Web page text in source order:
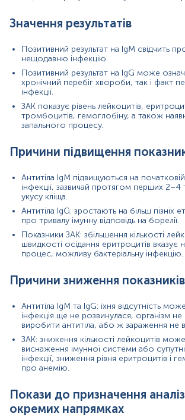
Покази до призначення аналізу в окремих
Інфекційні захворювання –
підтвердження хвороби Лайма.
Неврологія – при підозрі на
системи бореліями.
Кардіологія – при наявності аритмій
міокардитів незрозумілого
Ревматологія – у випадках болю та
суглобах.
Загальна медицина та профілактика
симптомів.
Час проведення аналізу: антитіла
виявлені в перші дні після зараження
Антибіотикотерапія: раннє
пригнічувати формування антитіл
Імунний статус: у людей з
антитіла можуть не вироблятися
Перехресні реакції: інші бактеріальні
Методика лабораторії: чутливість і
тестів можуть відрізнятися; ми
Якість зразка: гемоліз, згортання
обробці можуть спотворити
Матеріал
сироватка крові
цільна кров ЗАК
*Одиниці вимірювання, референтні
Значення результатів
Позитивний результат на IgM свідчить
нещодавню інфекцію.
Позитивний результат на IgG може
хронічний перебіг хвороби, так і факт
інфекції.
ЗАК показує рівень лейкоцитів,
тромбоцитів, гемоглобіну, а також
запального процесу.
Причини підвищення
Антитіла IgM підвищуються на початковій
інфекції, зазвичай протягом перших 2–4
укусу кліща.
Антитіла IgG: зростають на більш пізніх
про тривалу імунну відповідь на борелії.
Показники ЗАК: збільшення кількості
швидкості осідання еритроцитів вказує
процес, можливу бактеріальну інфекцію.
Причини зниження показників
Антитіла IgM та IgG: їхня відсутність
інфекція ще не розвинулася, організм не
виробити антитіла, або ж зараження не
ЗАК: зниження кількості лейкоцитів
виснаження імунної системи або супутні
інфекції, зниження рівня еритроцитів і
про анемію.
Покази до призначення
окремих напрямках